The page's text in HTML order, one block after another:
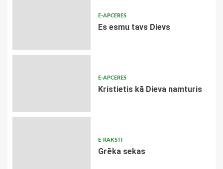
E-APCERES
Es esmu tavs Dievs
E-APCERES
Kristietis kā Dieva namturis
E-RAKSTI
Grēka sekas